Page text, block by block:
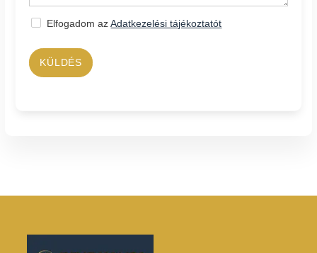
Elfogadom azAdatkezelési tájékoztatót
KÜLDÉS